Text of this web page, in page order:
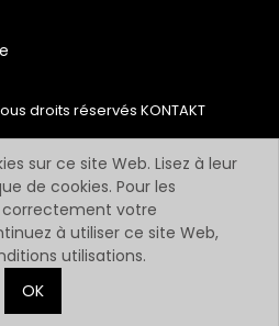
droits réservés KONTAKT
sur ce site Web. Lisez à leur
de cookies. Pour les
votre
à utiliser ce site Web,
utilisations.
OK